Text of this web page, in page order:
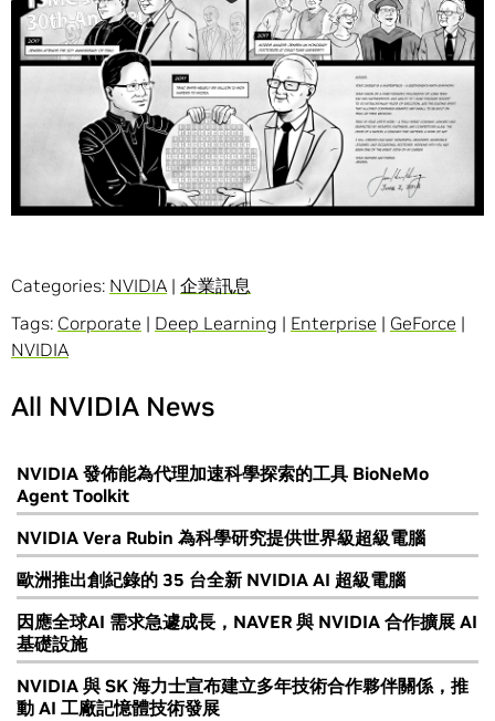
Categories: NVIDIA | 企業訊息
Tags: Corporate | Deep Learning | Enterprise | GeForce |
NVIDIA
All NVIDIA News
NVIDIA 發佈能為代理加速科學探索的工具 BioNeMo
Agent Toolkit
NVIDIA Vera Rubin 為科學研究提供世界級超級電腦
歐洲推出創紀錄的 35 台全新 NVIDIA AI 超級電腦
因應全球AI 需求急遽成長，NAVER 與 NVIDIA 合作擴展 AI
基礎設施
NVIDIA 與 SK 海力士宣布建立多年技術合作夥伴關係，推
動 AI 工廠記憶體技術發展